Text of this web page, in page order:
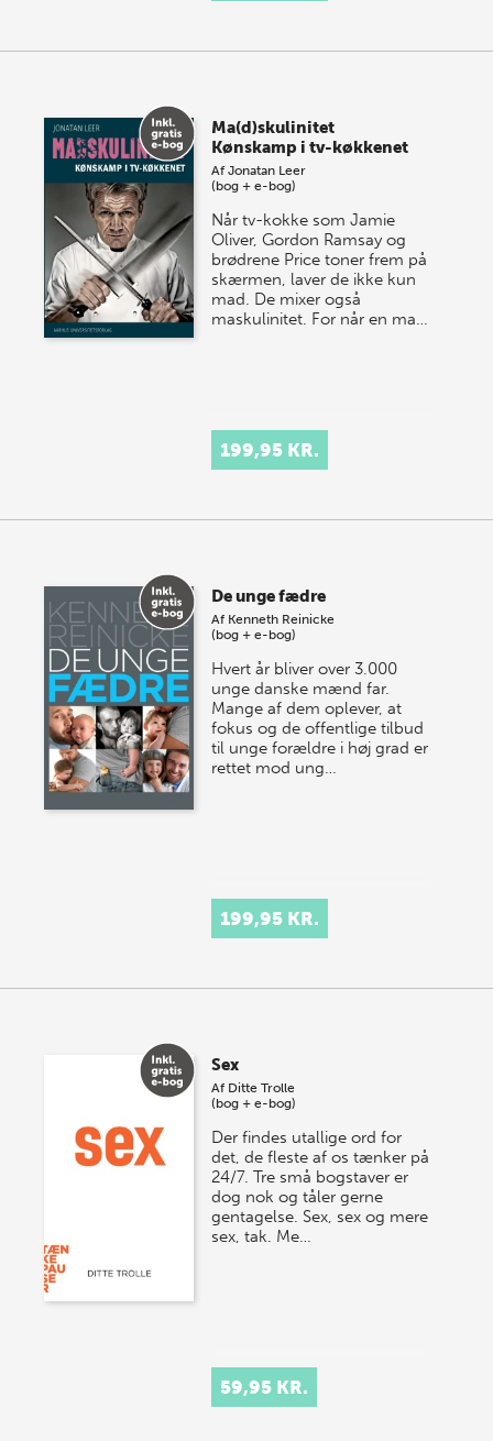
Ma(d)skulinitet
Kønskamp i tv-køkkenet
AfJonatan Leer
(bog + e-bog)
Når tv-kokke som Jamie
Oliver, Gordon Ramsay og
brødrene Price toner frem på
skærmen, laver de ikke kun
mad. De mixer også
maskulinitet. For når en ma…
199,95 KR.
De unge fædre
Af Kenneth Reinicke
(bog + e-bog)
Hvert år bliver over 3.000
unge danske mænd far.
Mange af dem oplever, at
fokus og de offentlige tilbud
til unge forældre i høj grad er
rettet mod ung…
199,95 KR.
Sex
Af Ditte Trolle
(bog + e-bog)
Der findes utallige ord for
det, de fleste af os tænker på
24/7. Tre små bogstaver er
dog nok og tåler gerne
gentagelse. Sex, sex og mere
sex, tak. Me…
59,95 KR.